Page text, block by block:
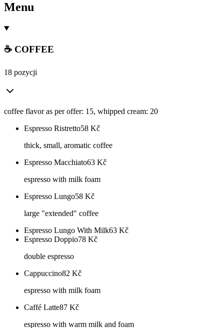
Menu
☕ COFFEE
18 pozycji
coffee flavor as per offer: 15, whipped cream: 20
Espresso Ristretto58 Kč
thick, small, aromatic coffee
Espresso Macchiato63 Kč
espresso with milk foam
Espresso Lungo58 Kč
large "extended" coffee
Espresso Lungo With Milk63 Kč
Espresso Doppio78 Kč
double espresso
Cappuccino82 Kč
espresso with milk foam
Caffé Latte87 Kč
espresso with warm milk and foam